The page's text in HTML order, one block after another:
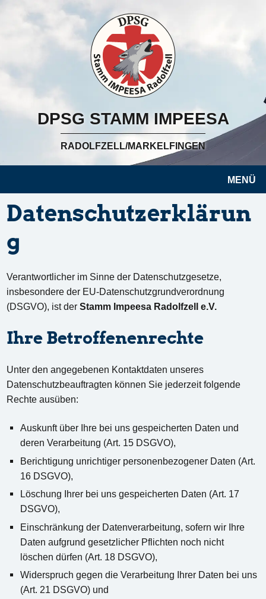
DPSG STAMM IMPEESA
RADOLFZELL/MARKELFINGEN
MENÜ
Datenschutzerklärun
g
Verantwortlicher im Sinne der Datenschutzgesetze,
insbesondere der EU-Datenschutzgrundverordnung
(DSGVO), ist derStamm Impeesa Radolfzell e.V.
Ihre Betroffenenrechte
Unter den angegebenen Kontaktdaten unseres
Datenschutzbeauftragten können Sie jederzeit folgende
Rechte ausüben:
Auskunft über Ihre bei uns gespeicherten Daten und
deren Verarbeitung (Art. 15 DSGVO),
Berichtigung unrichtiger personenbezogener Daten (Art.
16 DSGVO),
Löschung Ihrer bei uns gespeicherten Daten (Art. 17
DSGVO),
Einschränkung der Datenverarbeitung, sofern wir Ihre
Daten aufgrund gesetzlicher Pflichten noch nicht
löschen dürfen (Art. 18 DSGVO),
Widerspruch gegen die Verarbeitung Ihrer Daten bei uns
(Art. 21 DSGVO) und